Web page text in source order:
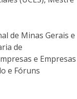
de Minas Gerais e
de
e Empresas
e Fóruns